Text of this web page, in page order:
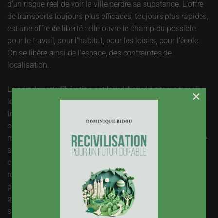
d'un risque réel de voir la ville perdre sa substance. L'offre
de transports toujours plus efficaces, toujours plus rapides,
est une offre de liberté : elle ouvre le champ du possible
pour le travail, pour l'habitat, pour les loisirs, pour l'école.
On se libère ainsi de l'espace, des contraintes de
localisation.
Le prix de cette libération est lourd. Lourd en temps, mais
les études nous disent que le temps acceptable pour les
transports reste contenu sous un plafond. Aller plus vite
ouvre la possibilité d'aller plus loin en y consacrant le
même temps. Lourd en espaces, car l'éclatement de la ville
se traduit en routes et équipements de transports de fortes
capacités, et des modes d'habitat plus dispersés. Lourd en
relations humaines, car il permet ou accentue les
phénomènes de ségrégation, et l'isolement des personnes
qui ne disposent pas des moyens de la mobilité. Lourd en
santé, avec les accidents et les pollutions provoquées par
×